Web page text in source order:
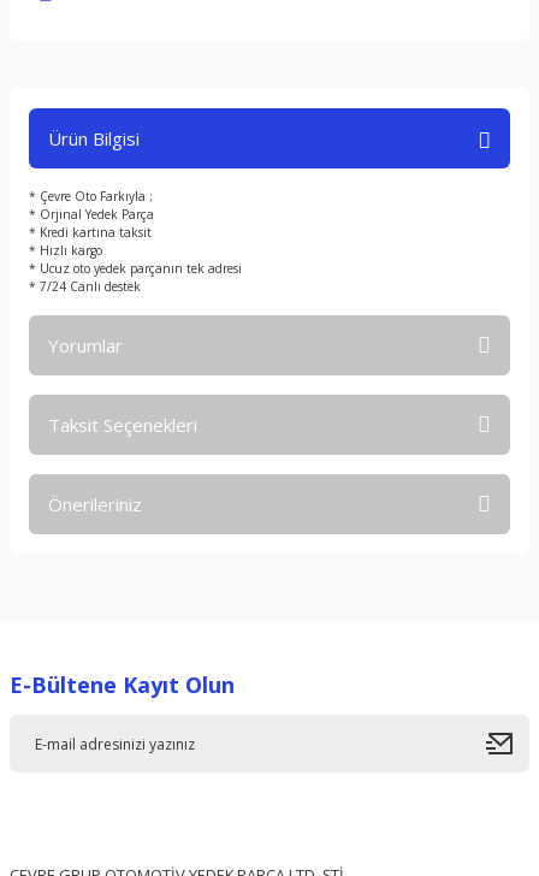
Ürün Bilgisi
* Çevre Oto Farkıyla ;
* Orjinal Yedek Parça
* Kredi kartına taksit
* Hızlı kargo
* Ucuz oto yedek parçanın tek adresi
* 7/24 Canlı destek
Yorumlar
Taksit Seçenekleri
Önerileriniz
Ürün resmi kalitesiz, bozuk veya görüntülenemiyor.
E-Bültene Kayıt Olun